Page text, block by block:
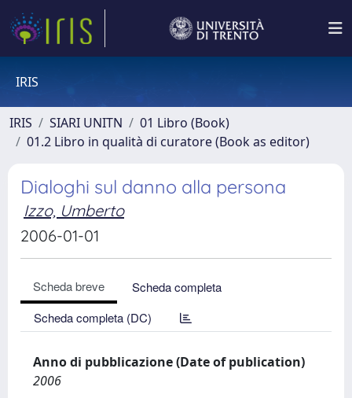
IRIS
IRIS SIARI UNITN
01 Libro (Book)
01.2 Libro in qualità di curatore (Book as editor)
Dialoghi sul danno alla persona
Izzo, Umberto
2006-01-01
Scheda breve
Scheda completa
Scheda completa (DC)
Anno di pubblicazione (Date of publication)
2006